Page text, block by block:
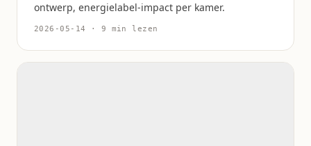
ontwerp, energielabel-impact per kamer.
2026-05-14 · 9 min lezen